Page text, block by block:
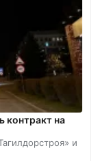
контракт на
и